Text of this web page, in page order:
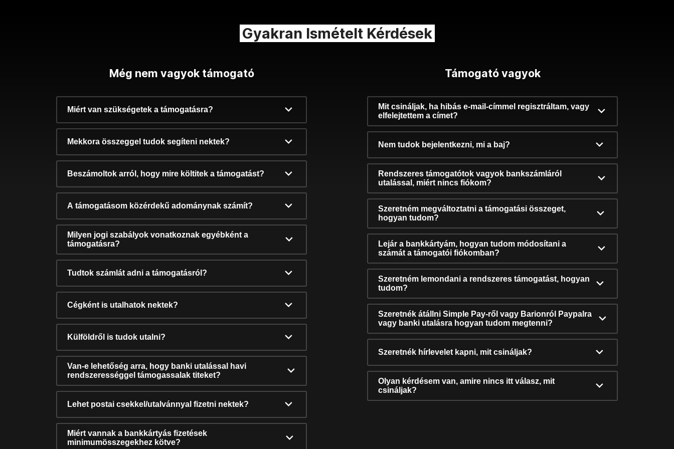
Gyakran Ismételt Kérdések
Még nem vagyok támogató
Miért van szükségetek a támogatásra?
Mekkora összeggel tudok segíteni nektek?
Beszámoltok arról, hogy mire költitek a támogatást?
A támogatásom közérdekű adománynak számít?
Milyen jogi szabályok vonatkoznak egyébként a
támogatásra?
Tudtok számlát adni a támogatásról?
Cégként is utalhatok nektek?
Külföldről is tudok utalni?
Van-e lehetőség arra, hogy banki utalással havi
rendszerességgel támogassalak titeket?
Lehet postai csekkel/utalvánnyal fizetni nektek?
Miért vannak a bankkártyás fizetések
minimumösszegekhez kötve?
Támogató vagyok
Mit csináljak, ha hibás e-mail-címmel regisztráltam, vagy
elfelejtettem a címet?
Nem tudok bejelentkezni, mi a baj?
Rendszeres támogatótok vagyok bankszámláról
utalással, miért nincs fiókom?
Szeretném megváltoztatni a támogatási összeget,
hogyan tudom?
Lejár a bankkártyám, hogyan tudom módosítani a
számát a támogatói fiókomban?
Szeretném lemondani a rendszeres támogatást, hogyan
tudom?
Szeretnék átállni Simple Pay-ről vagy Barionról Paypalra
vagy banki utalásra hogyan tudom megtenni?
Szeretnék hírlevelet kapni, mit csináljak?
Olyan kérdésem van, amire nincs itt válasz, mit
csináljak?